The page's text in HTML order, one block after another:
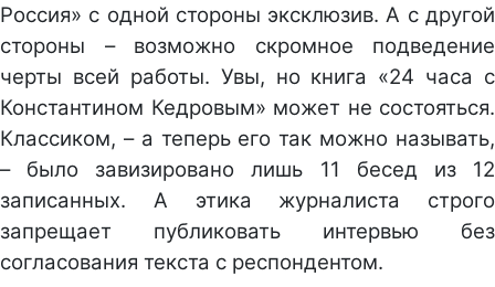
Россия» с одной стороны эксклюзив. А с другой
стороны – возможно скромное подведение
черты всей работы. Увы, но книга «24 часа с
Константином Кедровым» может не состояться.
Классиком, – а теперь его так можно называть,
– было завизировано лишь 11 бесед из 12
записанных. А этика журналиста строго
запрещает публиковать интервью без
согласования текста с респондентом.